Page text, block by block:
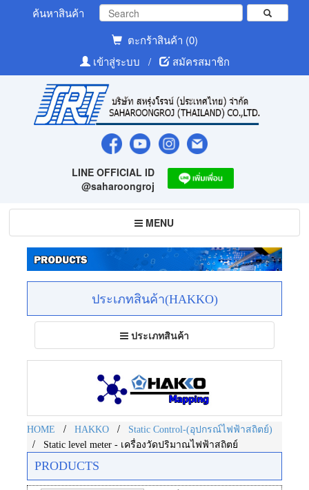
ค้นหาสินค้า
ตะกร้าสินค้า (0)
เข้าสู่ระบบ
/ สมัครสมาชิก
LINE OFFICIAL ID
@saharoongroj
Toggle
navigation
MENU
ประเภทสินค้า(HAKKO)
Toggle
navigation
ประเภทสินค้า
HOME / HAKKO / Static Control-(อุปกรณ์ไฟฟ้าสถิตย์)
/ Static level meter - เครื่องวัดปริมาณไฟฟ้าสถิตย์
PRODUCTS